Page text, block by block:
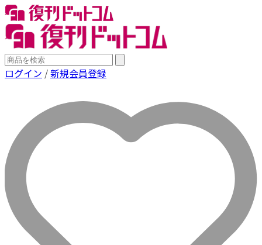
ログイン /新規会員登録